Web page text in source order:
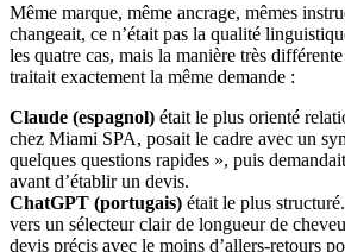
Même marque, même ancrage, mêmes
changeait, ce n’était pas la qualité
les quatre cas, mais la manière très
traitait exactement la même demande :
Claude (espagnol) était le plus orienté
chez Miami SPA, posait le cadre avec un
quelques questions rapides », puis
avant d’établir un devis.
ChatGPT (portugais) était le plus
vers un sélecteur clair de longueur de
devis précis avec le moins d’allers-retours